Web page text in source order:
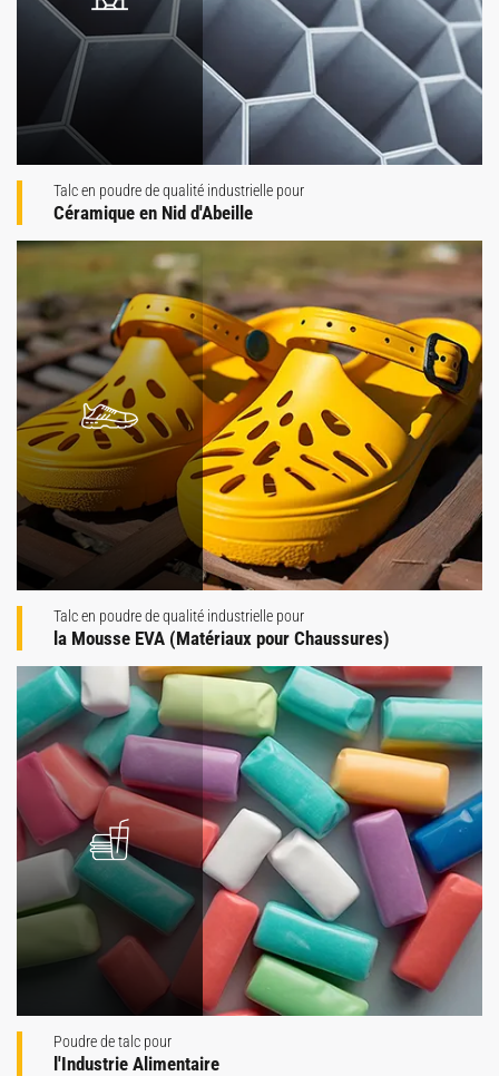
Talc en poudre de qualité industrielle pour
Céramique en Nid d'Abeille
Talc en poudre de qualité industrielle pour
la Mousse EVA (Matériaux pour Chaussures)
Poudre de talc pour
l'Industrie Alimentaire